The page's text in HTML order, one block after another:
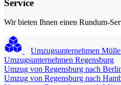
Service
Wir bieten Ihnen einen Rundum-
Umzugsunternehmen
Umzugsunternehmen Regensburg
Umzug von Regensburg nach
Umzug von Regensburg nach